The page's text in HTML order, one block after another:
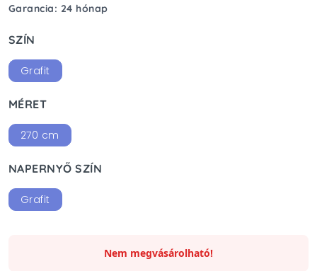
Garancia: 24 hónap
SZÍN
Grafit
MÉRET
270 cm
NAPERNYŐ SZÍN
Grafit
Nem megvásárolható!